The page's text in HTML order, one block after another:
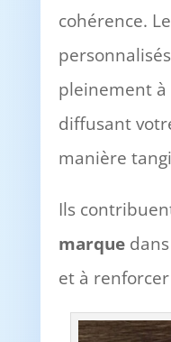
cohérence.
pleinement à
diffusant
manière
Ils
marquedans
et à